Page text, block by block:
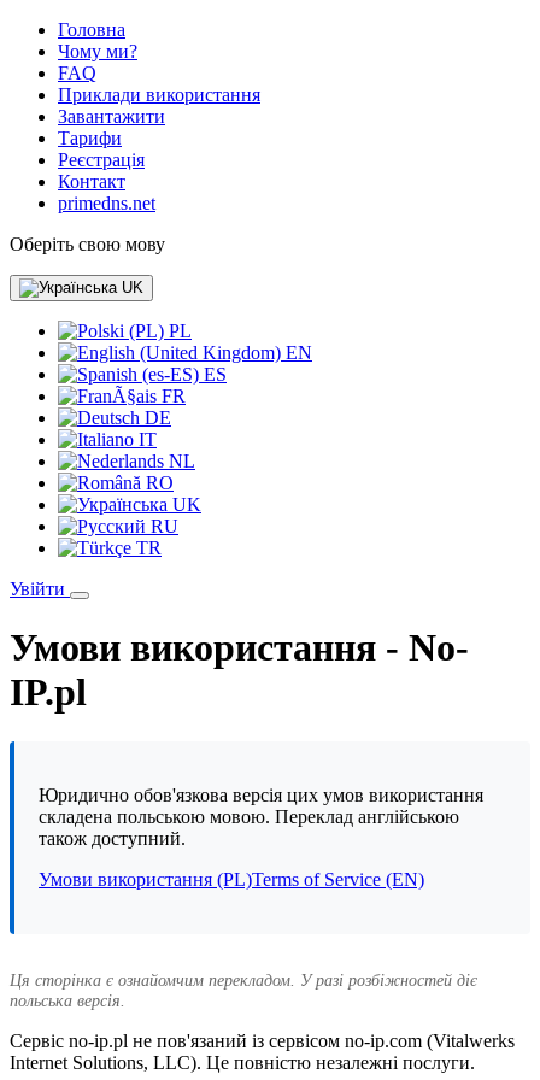
Головна
Чому ми?
FAQ
Приклади використання
Завантажити
Тарифи
Реєстрація
Контакт
primedns.net
Оберіть свою мову
UK
PL
EN
ES
FR
DE
IT
NL
RO
UK
RU
TR
Увійти
Умови використання - No-
IP.pl
Юридично обов'язкова версія цих умов використання
складена польською мовою. Переклад англійською
також доступний.
Умови використання (PL)Terms of Service (EN)
Ця сторінка є ознайомчим перекладом. У разі розбіжностей діє
польська версія.
Сервіс no-ip.pl не пов'язаний із сервісом no-ip.com (Vitalwerks
Internet Solutions, LLC). Це повністю незалежні послуги.